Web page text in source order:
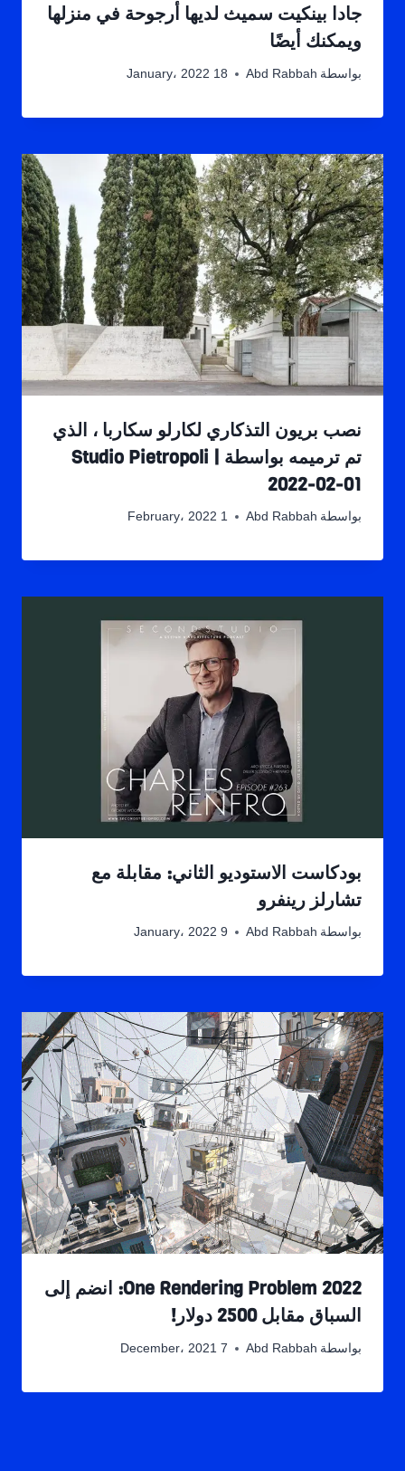
جادا بينكيت سميث لديها أرجوحة في منزلها
ويمكنك أيضًا
بواسطة Abd Rabbah 18 January، 2022
نصب بريون التذكاري لكارلو سكاربا ، الذي
تم ترميمه بواسطة Studio Pietropoli |
2022-02-01
بواسطة Abd Rabbah 1 February، 2022
بودكاست الاستوديو الثاني: مقابلة مع
تشارلز رينفرو
بواسطة Abd Rabbah 9 January، 2022
One Rendering Problem 2022: انضم إلى
السباق مقابل 2500 دولار!
بواسطة Abd Rabbah 7 December، 2021